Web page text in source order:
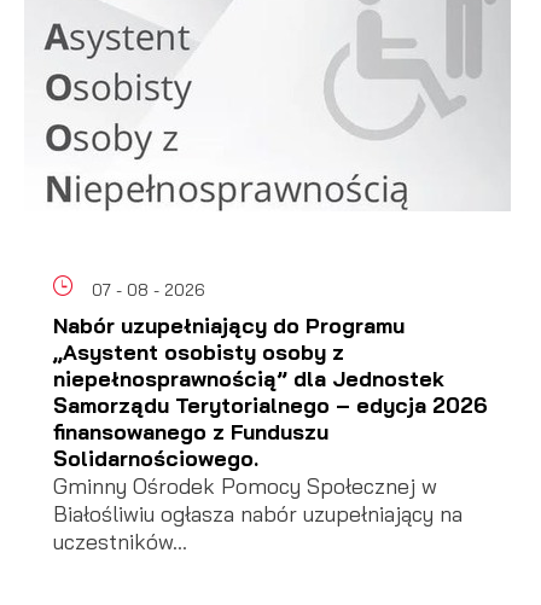
07 - 08 - 2026
Nabór uzupełniający do Programu
„Asystent osobisty osoby z
niepełnosprawnością” dla Jednostek
Samorządu Terytorialnego – edycja 2026
finansowanego z Funduszu
Solidarnościowego.
Gminny Ośrodek Pomocy Społecznej w
Białośliwiu ogłasza nabór uzupełniający na
uczestników...